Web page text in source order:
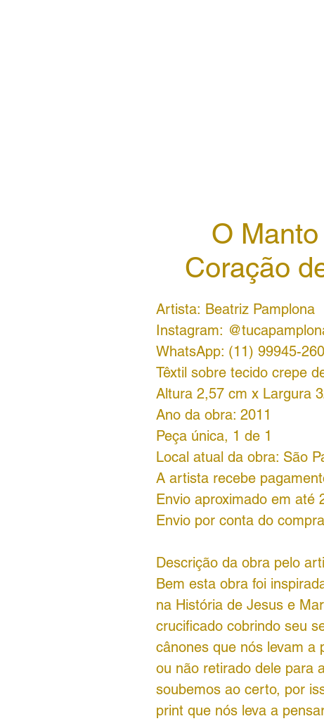
O
Coração
Artista: Beatriz Pamplona
Instagram:
WhatsApp: (11) 99945-
Têxtil sobre tecido crepe
Altura 2,57 cm x Largura
Ano da obra: 2011
Peça única, 1 de 1
Local atual da obra: São
A artista recebe
Envio aproximado em até
Envio por conta do
Descrição da obra pelo
Bem esta obra foi
na História de Jesus e
crucificado cobrindo seu
cânones que nós levam a
ou não retirado dele para
soubemos ao certo, por
print que nós leva a